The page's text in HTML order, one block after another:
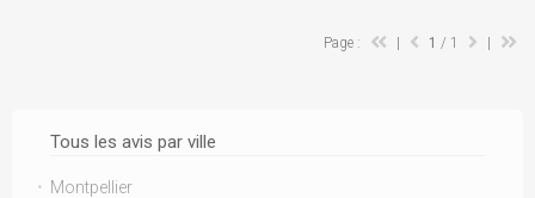
Tous les avis par ville
Montpellier
Page : 1 / 1